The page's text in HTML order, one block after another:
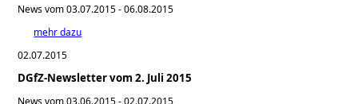
News vom 03.07.2015 - 06.08.2015
mehr dazu
02.07.2015
DGfZ-Newsletter vom 2. Juli 2015
News vom 03.06.2015 - 02.07.2015